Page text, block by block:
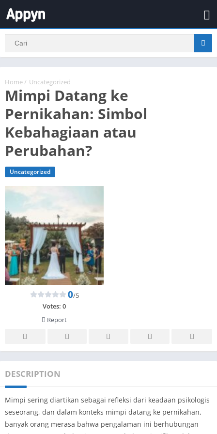
Home / Uncategorized
Mimpi Datang ke
Pernikahan: Simbol
Kebahagiaan atau
Perubahan?
Uncategorized
0/5
Votes: 0
Report
DESCRIPTION
Mimpi sering diartikan sebagai refleksi dari keadaan psikologis
seseorang, dan dalam konteks mimpi datang ke pernikahan,
banyak orang merasa bahwa pengalaman ini berhubungan